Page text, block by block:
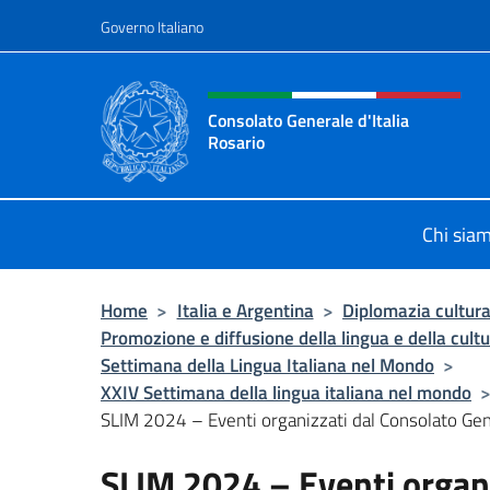
Governo Italiano
Intestazione sito, social e
Consolato Generale d'Italia
Rosario
Chi
Home > Italia e Argentina > Diplomazia
Promozione e diffusione della lingua e della
Settimana della Lingua Italiana nel Mondo >
XXIV Settimana della lingua italiana nel mondo
SLIM 2024 – Eventi organizzati dal Consolato